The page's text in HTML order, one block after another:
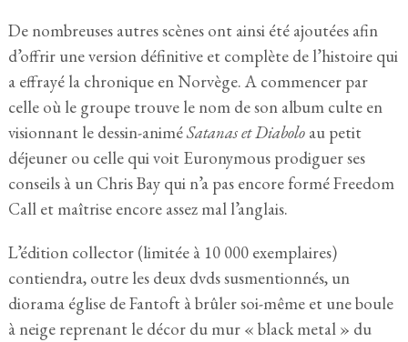
De nombreuses autres scènes ont ainsi été ajoutées afin
d’offrir une version définitive et complète de l’histoire qui
a effrayé la chronique en Norvège. A commencer par
celle où le groupe trouve le nom de son album culte en
visionnant le dessin-animéSatanas et Diaboloau petit
déjeuner ou celle qui voit Euronymous prodiguer ses
conseils à un Chris Bay qui n’a pas encore formé Freedom
Call et maîtrise encore assez mal l’anglais.
L’édition collector (limitée à 10 000 exemplaires)
contiendra, outre les deux dvds susmentionnés, un
diorama église de Fantoft à brûler soi-même et une boule
à neige reprenant le décor du mur « black metal » du